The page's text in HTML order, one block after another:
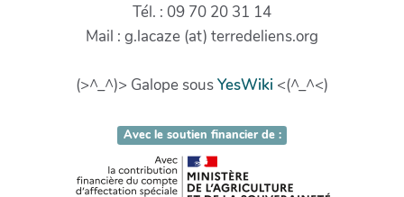
Tél. : 09 70 20 31 14
Mail : g.lacaze (at) terredeliens.org
(>^_^)> Galope sousYesWiki <(^_^<)
Avec le soutien financier de :